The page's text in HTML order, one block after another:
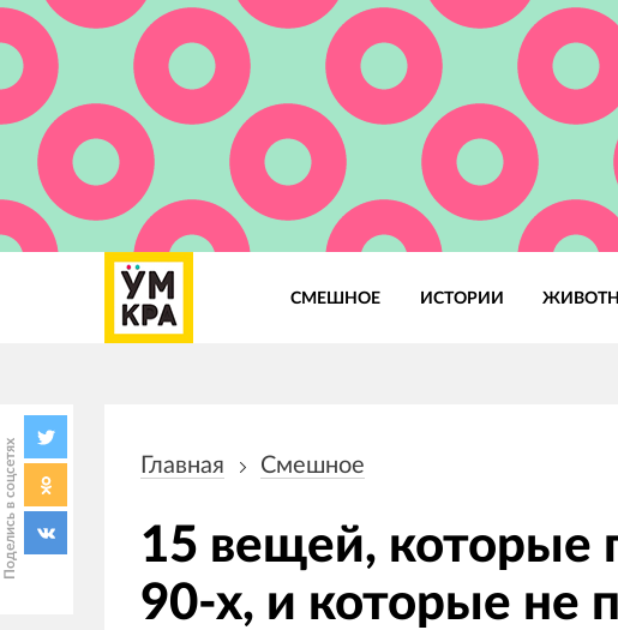
СМЕШНОЕ ИСТОРИИ
Поделись в соцсетях навигации
Главная Смешное
15 вещей, которые
90-х, и которые не